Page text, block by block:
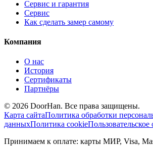
Сервис и гарантия
Сервис
Как сделать замер самому
Компания
О нас
История
Сертификаты
Партнёры
© 2026 DoorHan. Все права защищены.
Карта сайтаПолитика обработки
данныхПолитика cookieПользовательское
Принимаем к оплате: карты МИР, Visa,